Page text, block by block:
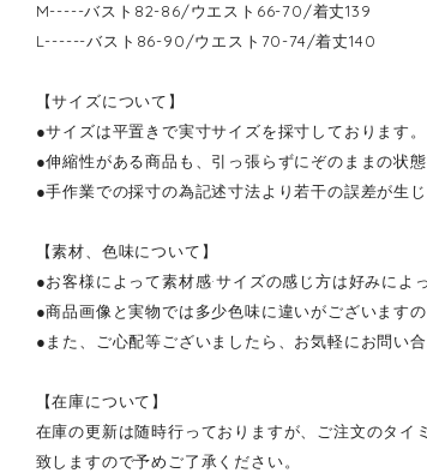
M-----バスト82-86/ウエスト66-70/着丈139
L------バスト86-90/ウエスト70-74/着丈140
【サイズについて】
●サイズは平置きで実寸サイズを採寸しております。
●伸縮性がある商品も、引っ張らずにぞのままの状態
●手作業での採寸の為記述寸法より若干の誤差が生じ
【素材、色味について】
●お客様によって素材感·サイズの感じ方は好みによ
●商品画像と実物では多少色味に違いがございます
●また、ご心配等ございましたら、お気軽にお問い合
【在庫について】
在庫の更新は随時行っておりますが、ご注文のタ
致しますので予めご了承ください。